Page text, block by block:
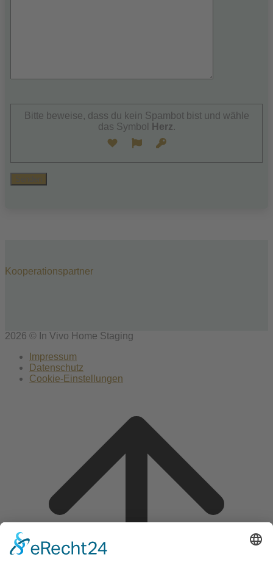
dieses
Bitte beweise, dass du kein Spambot bist und wähle
das Symbol
Herz.
Kooperationspartner
2026 © In Vivo Home Staging
Impressum
Datenschutz
Cookie-Einstellungen